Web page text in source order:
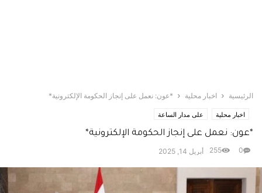
الرئيسية اخبار محلية *عون: نعمل على إنجاز الحكومة الإلكترونية*
اخبار محلية على مدار الساعة
*عون: نعمل على إنجاز الحكومة الإلكترونية*
أبريل 14, 2025 0
255